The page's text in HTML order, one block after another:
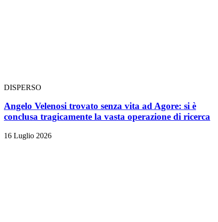
DISPERSO
Angelo Velenosi trovato senza vita ad Agore: si è
conclusa tragicamente la vasta operazione di ricerca
16 Luglio 2026